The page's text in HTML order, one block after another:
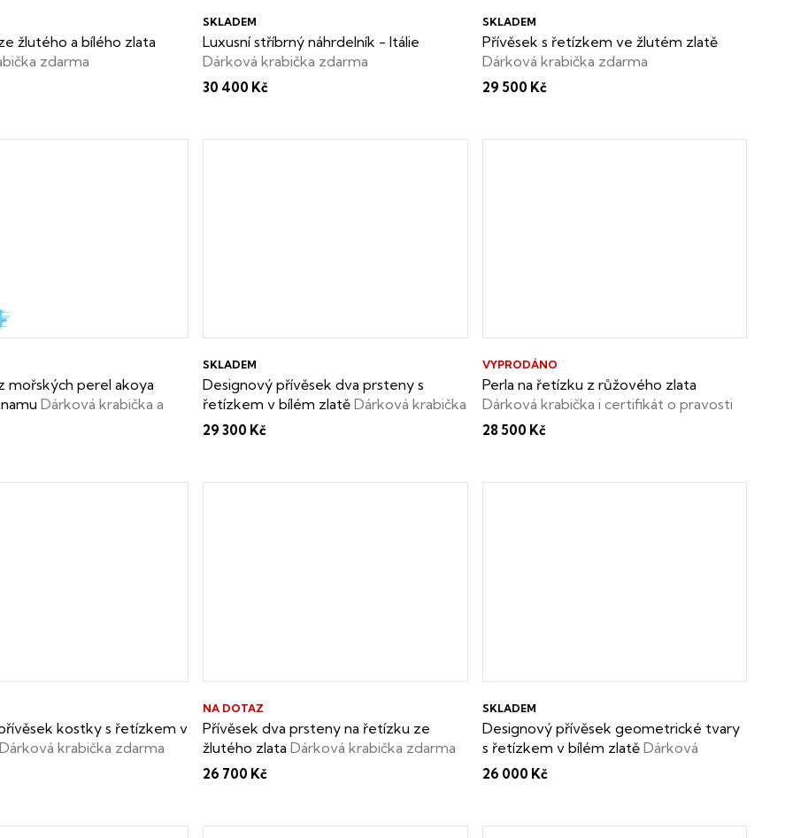
žlutého a bílého zlata
zdarma
Luxusní stříbrný náhrdelník - Itálie
Dárková krabička zdarma
SKLADEM
30 400 Kč
Přívěsek s řetízkem ve žlutém zlatě
Dárková krabička zdarma
SKLADEM
29 500 Kč
mořských perel akoya
Dárková krabička a
perel zdarma
Designový přívěsek dva prsteny s
řetízkem v bílém zlatěDárková krabička
zdarma
SKLADEM
29 300 Kč
Perla na řetízku z růžového zlata
Dárková krabička i certifikát o pravosti
perly zdarma
VYPRODÁNO
28 500 Kč
kostky s řetízkem v
Dárková krabička zdarma
Přívěsek dva prsteny na řetízku ze
žlutého zlataDárková krabička zdarma
NA DOTAZ
26 700 Kč
Designový přívěsek geometrické tvary
s řetízkem v bílém zlatě Dárková
krabička zdarma
SKLADEM
26 000 Kč